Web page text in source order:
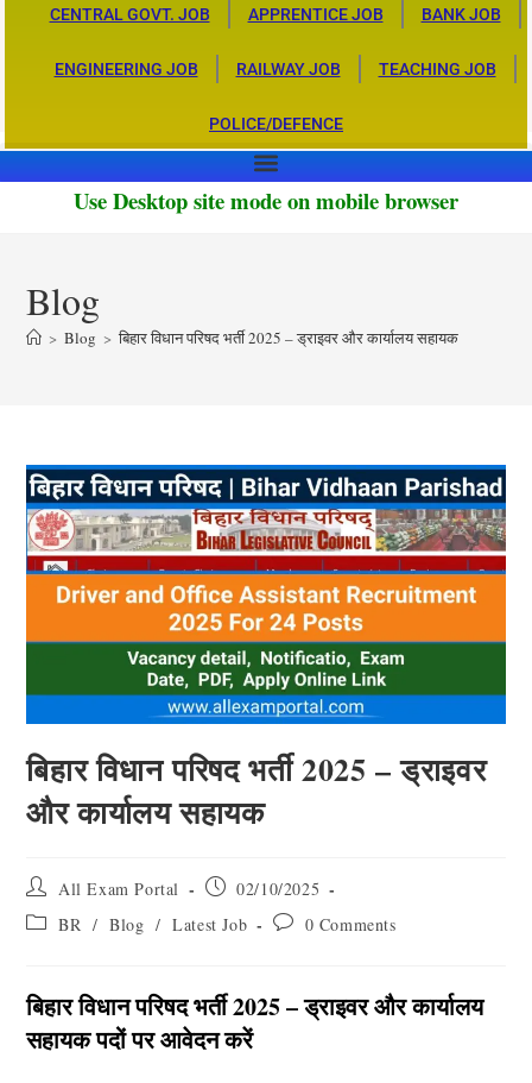
CENTRAL GOVT. JOB APPRENTICE JOB BANK JOB
ENGINEERING JOB RAILWAY JOB TEACHING JOB
POLICE/DEFENCE
Use Desktop site mode on mobile browser
Blog
> Blog > बिहार विधान परिषद भर्ती 2025 – ड्राइवर और कार्यालय सहायक
बिहार विधान परिषद भर्ती 2025 – ड्राइवर
और कार्यालय सहायक
All Exam Portal
02/10/2025
BR / Blog / Latest Job 0 Comments
बिहार विधान परिषद भर्ती 2025 – ड्राइवर और कार्यालय
सहायक पदों पर आवेदन करें